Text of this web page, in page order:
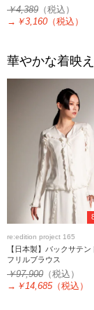
￥4,389 （税込）
→ ￥3,160 （税込）
華やかな着映
re:edition project 165
【日本製】バックサテ
フリルブラウス
￥97,900 （税込）
→ ￥14,685（税込）